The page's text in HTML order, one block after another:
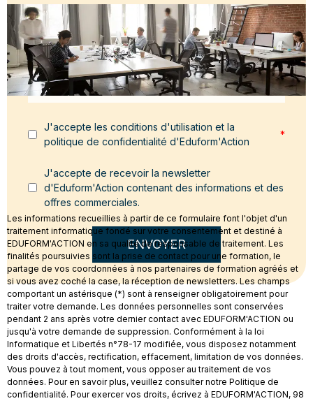
Email
Message
J'accepte les conditions d'utilisation et la
politique de confidentialité d'Eduform'Action
*
J'accepte de recevoir la newsletter
d'Eduform'Action contenant des informations et des
offres commerciales.
ENVOYER
Les informations recueillies à partir de ce formulaire font l'objet d'un
traitement informatique fondé sur votre consentement et destiné à
EDUFORM'ACTION en sa qualité de responsable de traitement. Les
finalités poursuivies sont la prise de contact pour une formation, le
partage de vos coordonnées à nos partenaires de formation agréés et
si vous avez coché la case, la réception de newsletters. Les champs
comportant un astérisque (*) sont à renseigner obligatoirement pour
traiter votre demande. Les données personnelles sont conservées
pendant 2 ans après votre dernier contact avec EDUFORM'ACTION ou
jusqu'à votre demande de suppression. Conformément à la loi
Informatique et Libertés n°78-17 modifiée, vous disposez notamment
des droits d'accès, rectification, effacement, limitation de vos données.
Vous pouvez à tout moment, vous opposer au traitement de vos
données. Pour en savoir plus, veuillez consulter notre Politique de
confidentialité. Pour exercer vos droits, écrivez à EDUFORM'ACTION, 98